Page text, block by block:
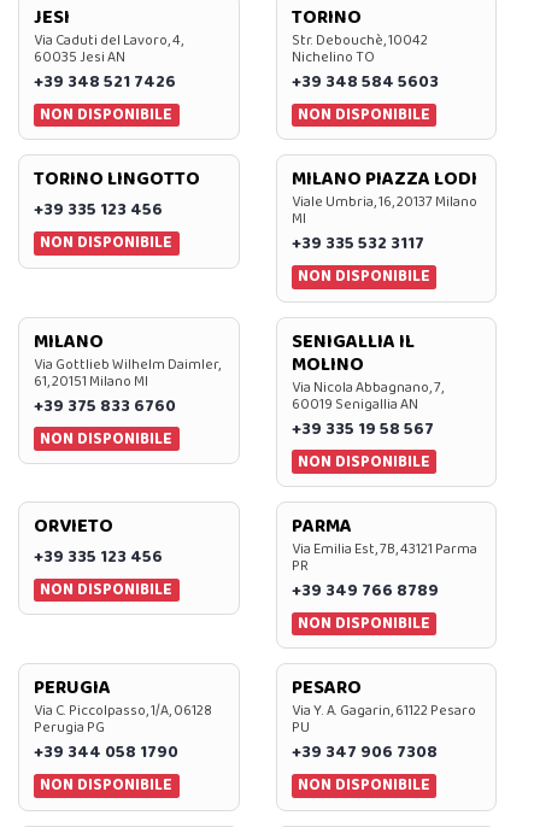
JESI
Via Caduti del Lavoro, 4,
60035 Jesi AN
+39 348 521 7426
NON DISPONIBILE
TORINO
Str. Debouchè, 10042
Nichelino TO
+39 348 584 5603
NON DISPONIBILE
TORINO LINGOTTO
+39 335 123 456
NON DISPONIBILE
MILANO PIAZZA LODI
Viale Umbria, 16, 20137 Milano
MI
+39 335 532 3117
NON DISPONIBILE
MILANO
Via Gottlieb Wilhelm Daimler,
61, 20151 Milano MI
+39 375 833 6760
NON DISPONIBILE
SENIGALLIA IL
MOLINO
Via Nicola Abbagnano, 7,
60019 Senigallia AN
+39 335 19 58 567
NON DISPONIBILE
ORVIETO
+39 335 123 456
NON DISPONIBILE
PARMA
Via Emilia Est, 7B, 43121 Parma
PR
+39 349 766 8789
NON DISPONIBILE
PERUGIA
Via C. Piccolpasso, 1/A, 06128
Perugia PG
+39 344 058 1790
NON DISPONIBILE
PESARO
Via Y. A. Gagarin, 61122 Pesaro
PU
+39 347 906 7308
NON DISPONIBILE